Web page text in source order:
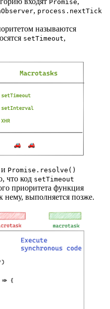
Promise
, process.nextTick
называются
setTimeout,
и Promise.resolve()
что код setTimeout
приоритета функция
нему, выполняется позже.